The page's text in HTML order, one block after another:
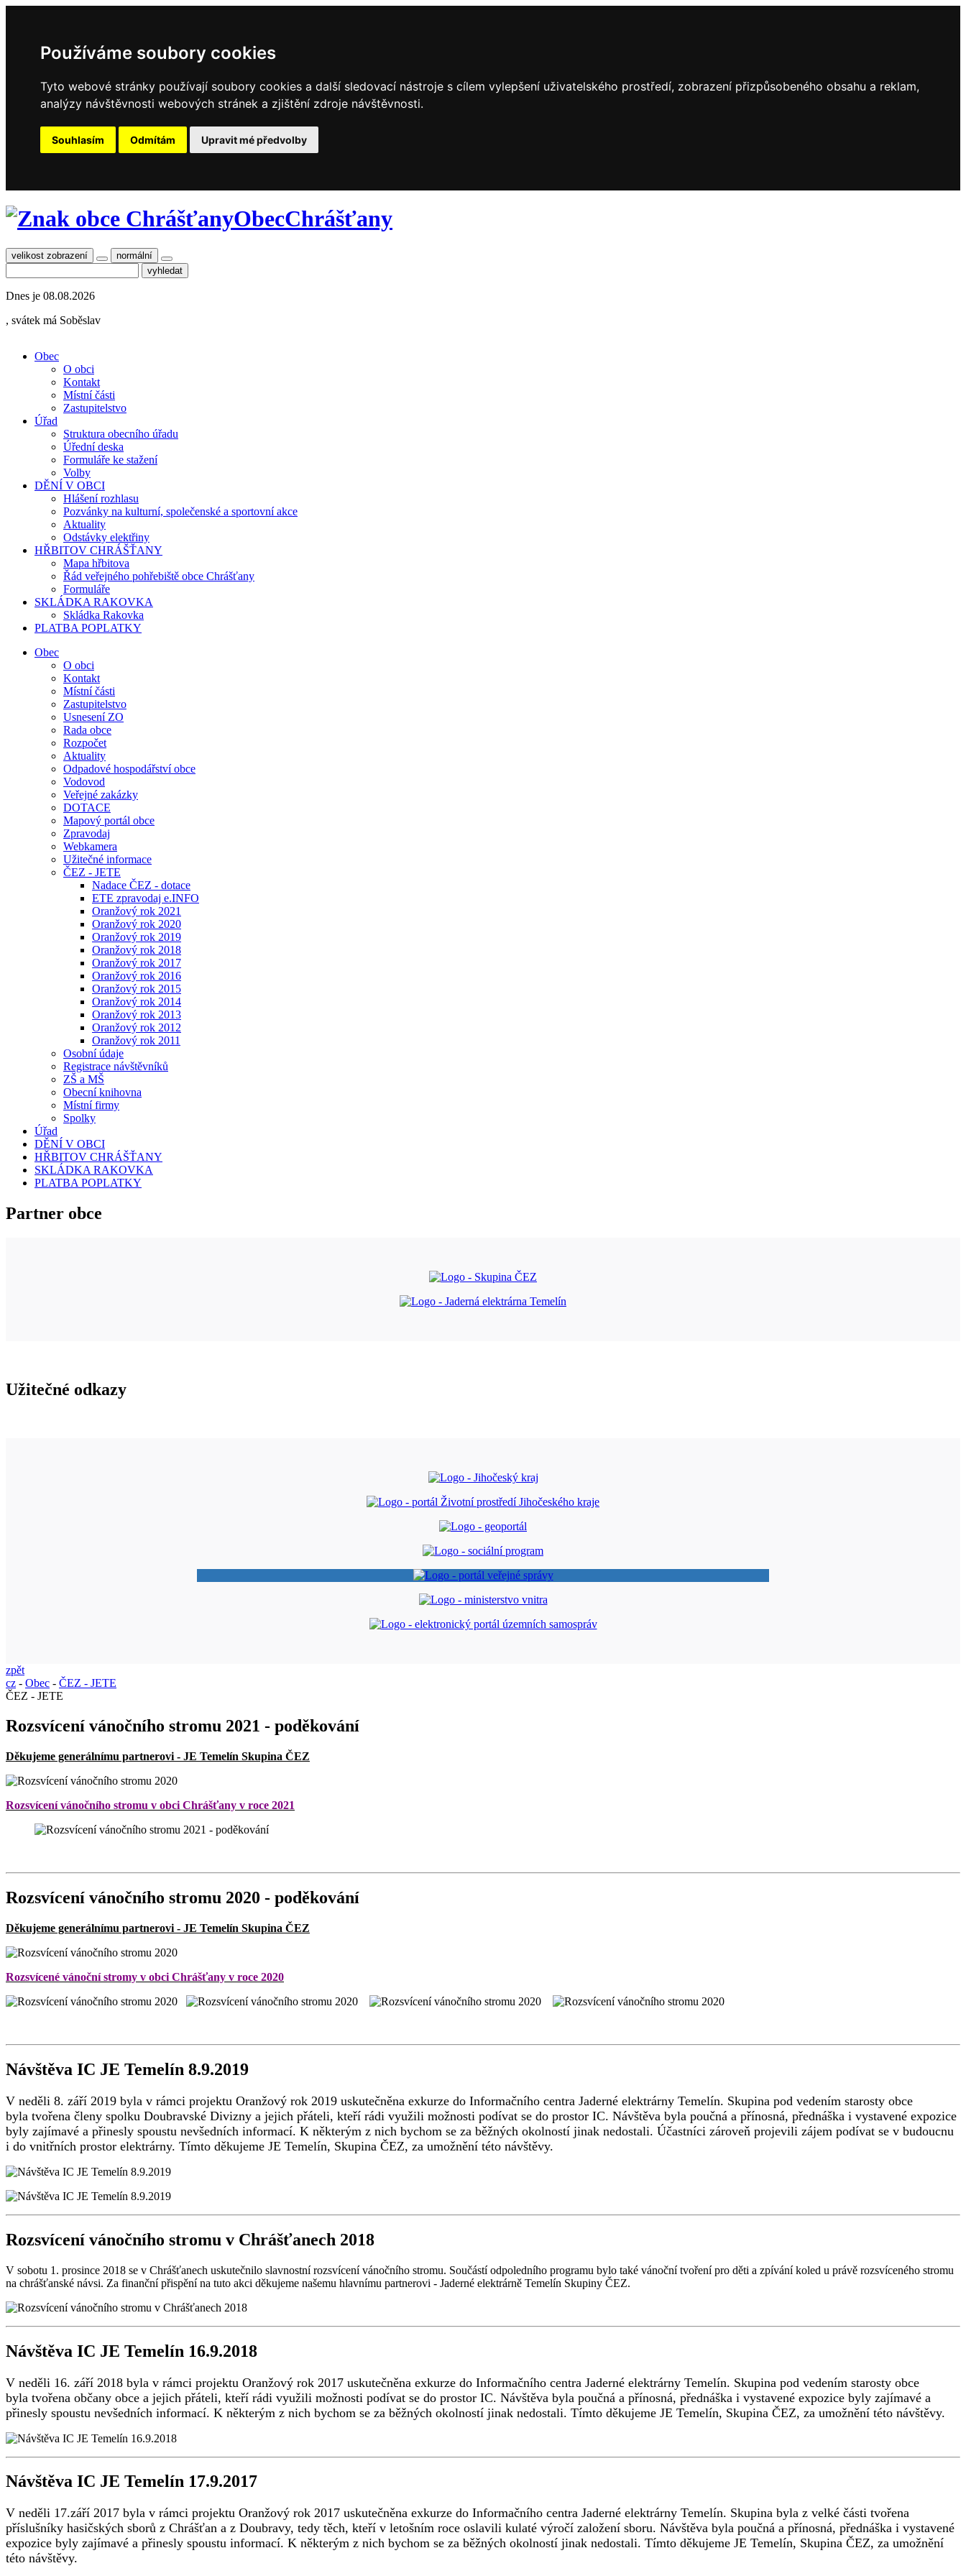
Používáme soubory cookies
Tyto webové stránky používají soubory cookies a další sledovací nástroje s cílem vylepšení uživatelského prostředí, zobrazení přizpůsobeného obsahu a reklam,
analýzy návštěvnosti webových stránek a zjištění zdroje návštěvnosti.
Souhlasím Odmítám Upravit mé předvolby
ObecChrášťany
velikost zobrazení normální
Dnes je 08.08.2026
, svátek má Soběslav
Obec
O obci
Kontakt
Místní části
Zastupitelstvo
Úřad
Struktura obecního úřadu
Úřední deska
Formuláře ke stažení
Volby
DĚNÍ V OBCI
Hlášení rozhlasu
Pozvánky na kulturní, společenské a sportovní akce
Aktuality
Odstávky elektřiny
HŘBITOV CHRÁŠŤANY
Mapa hřbitova
Řád veřejného pohřebiště obce Chrášťany
Formuláře
SKLÁDKA RAKOVKA
Skládka Rakovka
PLATBA POPLATKY
Obec
O obci
Kontakt
Místní části
Zastupitelstvo
Usnesení ZO
Rada obce
Rozpočet
Aktuality
Odpadové hospodářství obce
Vodovod
Veřejné zakázky
DOTACE
Mapový portál obce
Zpravodaj
Webkamera
Užitečné informace
ČEZ - JETE
Nadace ČEZ - dotace
ETE zpravodaj e.INFO
Oranžový rok 2021
Oranžový rok 2020
Oranžový rok 2019
Oranžový rok 2018
Oranžový rok 2017
Oranžový rok 2016
Oranžový rok 2015
Oranžový rok 2014
Oranžový rok 2013
Oranžový rok 2012
Oranžový rok 2011
Osobní údaje
Registrace návštěvníků
ZŠ a MŠ
Obecní knihovna
Místní firmy
Spolky
Úřad
DĚNÍ V OBCI
HŘBITOV CHRÁŠŤANY
SKLÁDKA RAKOVKA
PLATBA POPLATKY
Partner obce
Užitečné odkazy
zpět
cz - Obec - ČEZ - JETE
ČEZ - JETE
Rozsvícení vánočního stromu 2021 - poděkování
Děkujeme generálnímu partnerovi - JE Temelín Skupina ČEZ
Rozsvícení vánočního stromu v obci Chrášťany v roce 2021
Rozsvícení vánočního stromu 2020 - poděkování
Děkujeme generálnímu partnerovi - JE Temelín Skupina ČEZ
Rozsvícené vánoční stromy v obci Chrášťany v roce 2020
Návštěva IC JE Temelín 8.9.2019
V neděli 8. září 2019 byla v rámci projektu Oranžový rok 2019 uskutečněna exkurze do Informačního centra Jaderné elektrárny Temelín. Skupina pod vedením starosty obce
byla tvořena členy spolku Doubravské Divizny a jejich přáteli, kteří rádi využili možnosti podívat se do prostor IC. Návštěva byla poučná a přínosná, přednáška i vystavené expozice
byly zajímavé a přinesly spoustu nevšedních informací. K některým z nich bychom se za běžných okolností jinak nedostali. Účastníci zároveň projevili zájem podívat se v budoucnu
i do vnitřních prostor elektrárny. Tímto děkujeme JE Temelín, Skupina ČEZ, za umožnění této návštěvy.
Rozsvícení vánočního stromu v Chrášťanech 2018
V sobotu 1. prosince 2018 se v Chrášťanech uskutečnilo slavnostní rozsvícení vánočního stromu. Součástí odpoledního programu bylo také vánoční tvoření pro děti a zpívání koled u právě rozsvíceného stromu
na chrášťanské návsi. Za finanční přispění na tuto akci děkujeme našemu hlavnímu partnerovi - Jaderné elektrárně Temelín Skupiny ČEZ.
Návštěva IC JE Temelín 16.9.2018
V neděli 16. září 2018 byla v rámci projektu Oranžový rok 2017 uskutečněna exkurze do Informačního centra Jaderné elektrárny Temelín. Skupina pod vedením starosty obce
byla tvořena občany obce a jejich přáteli, kteří rádi využili možnosti podívat se do prostor IC. Návštěva byla poučná a přínosná, přednáška i vystavené expozice byly zajímavé a
přinesly spoustu nevšedních informací. K některým z nich bychom se za běžných okolností jinak nedostali. Tímto děkujeme JE Temelín, Skupina ČEZ, za umožnění této návštěvy.
Návštěva IC JE Temelín 17.9.2017
V neděli 17.září 2017 byla v rámci projektu Oranžový rok 2017 uskutečněna exkurze do Informačního centra Jaderné elektrárny Temelín. Skupina byla z velké části tvořena
příslušníky hasičských sborů z Chrášťan a z Doubravy, tedy těch, kteří v letošním roce oslavili kulaté výročí založení sboru. Návštěva byla poučná a přínosná, přednáška i vystavené
expozice byly zajímavé a přinesly spoustu informací. K některým z nich bychom se za běžných okolností jinak nedostali. Tímto děkujeme JE Temelín, Skupina ČEZ, za umožnění
této návštěvy.